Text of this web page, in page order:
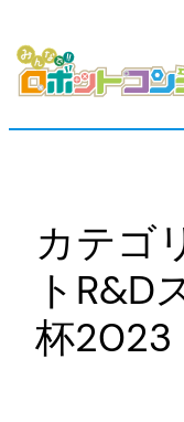
容
を
キ
カテゴ
トR&D
杯2023